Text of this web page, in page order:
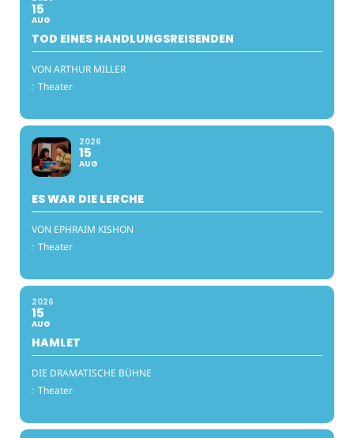
15
AUG
TOD EINES HANDLUNGSREISENDEN
VON ARTHUR MILLER
: Theater
2026
15
AUG
ES WAR DIE LERCHE
VON EPHRAIM KISHON
: Theater
2026
15
AUG
HAMLET
DIE DRAMATISCHE BÜHNE
: Theater